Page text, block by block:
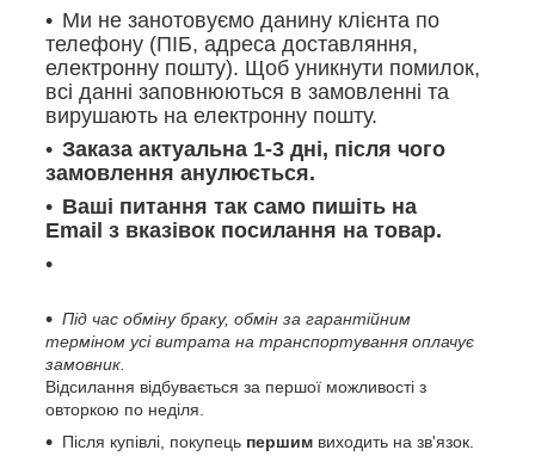
Ми не занотовуємо данину клієнта по
телефону (ПІБ, адреса доставляння,
електронну пошту). Щоб уникнути помилок,
всі данні заповнюються в замовленні та
вирушають на електронну пошту.
Заказа актуальна 1-3 дні, після чого
замовлення анулюється.
Ваші питання так само пишіть на
Email з вказівок посилання на товар.
Під час обміну браку, обмін за гарантійним
терміном усі витрата на транспортування оплачує
замовник.
Відсилання відбувається за першої можливості з
овторкою по неділя.
Після купівлі, покупець першим виходить на зв'язок.